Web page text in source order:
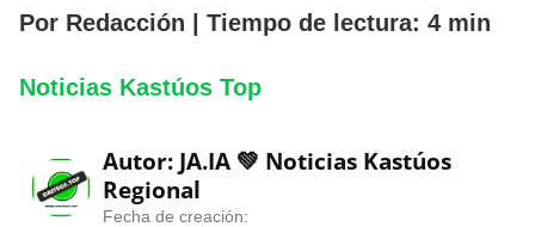
Por Redacción | Tiempo de lectura: 4 min
Noticias Kastúos Top
Autor: JA.IA 💚 Noticias Kastúos
Regional
Fecha de creación: